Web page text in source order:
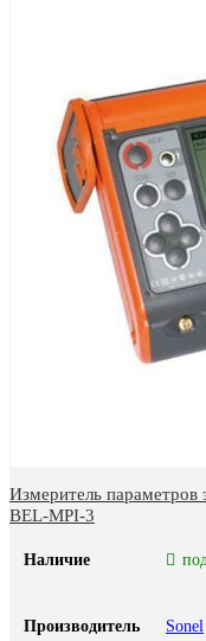
Измеритель параметров
BEL-MPI-3
Наличие
Производитель Sonel